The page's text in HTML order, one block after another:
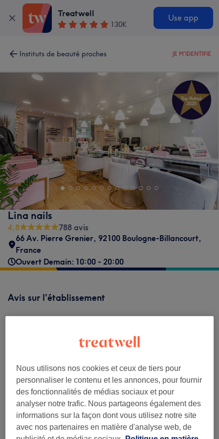
Treatwell
130K
Use app
Instituts de beauté proches JE M'IDENTIFIE
Lina nails
4,8
788 avis
66 Av. Pierre Grenier, 92100 Boulogne-Billancourt,
France
Ouvert Demain: 10:00 - 20:00
Avis sur l'établissement
Ambiance
Propreté
Personnel
Nous utilisons nos cookies et ceux de tiers pour
personnaliser le contenu et les annonces, pour fournir
des fonctionnalités de médias sociaux et pour
analyser notre trafic. Nous partageons également des
informations sur la façon dont vous utilisez notre site
avec nos partenaires en matière d'analyse web, de